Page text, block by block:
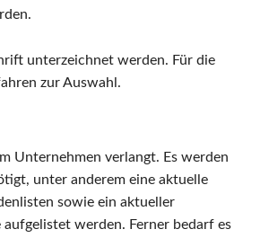
unterzeichnet werden. Für die
zur Auswahl.
Unternehmen verlangt. Es werden
unter anderem eine aktuelle
sowie ein aktueller
aufgelistet werden. Ferner bedarf es